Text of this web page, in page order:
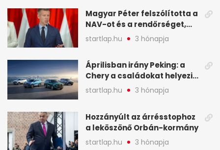
Magyar Péter felszólította a
NAV-ot és a rendőrséget,
tartóztassák le a NER-es
oligarchákat - A hét
startlap.hu 3 hónapja
Áprilisban irány Peking: a
Chery a családokat helyezi
globális mobilitási
programja középpontjába
startlap.hu 3 hónapja
Hozzányúlt az árrésstophoz
a leköszönő Orbán-kormány
startlap.hu 3 hónapja